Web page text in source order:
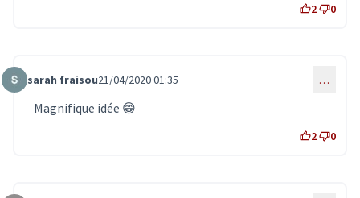
2 0
Commentaire 1910
sarah fraisou21/04/2020 01:35 …
Magnifique idée 😁
2 0